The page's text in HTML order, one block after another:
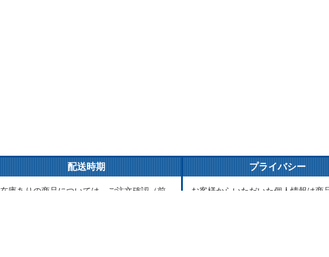
配送時期
在庫ありの商品については、ご注文確認（前
プライバシー
お客様からいただいた個人情報は商